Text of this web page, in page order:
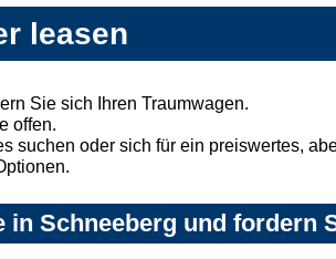
leasen
Sie sich Ihren Traumwagen.
offen.
suchen oder sich für ein preiswertes,
Schneeberg und fordern